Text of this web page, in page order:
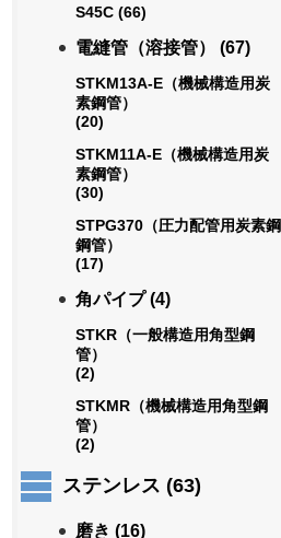
S45C (66)
電縫管（溶接管） (67)
STKM13A-E（機械構造用炭
素鋼管）
(20)
STKM11A-E（機械構造用炭
素鋼管）
(30)
STPG370（圧力配管用炭素鋼
鋼管）
(17)
角パイプ (4)
STKR（一般構造用角型鋼
管）
(2)
STKMR（機械構造用角型鋼
管）
(2)
ステンレス (63)
磨き (16)